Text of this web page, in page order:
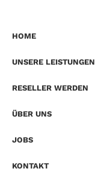
HOME
UNSERE LEISTUNGEN
RESELLER WERDEN
ÜBER UNS
JOBS
KONTAKT